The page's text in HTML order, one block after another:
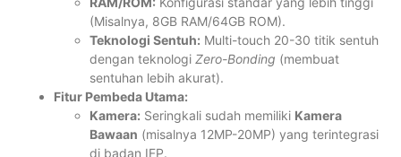
(Misalnya, 8GB RAM/64GB ROM).
Teknologi Sentuh: Multi-touch 20-30 titik sentuh
dengan teknologi Zero-Bonding (membuat
sentuhan lebih akurat).
Fitur Pembeda Utama:
Kamera: Seringkali sudah memiliki Kamera
Bawaan (misalnya 12MP-20MP) yang terintegrasi
di badan IFP.